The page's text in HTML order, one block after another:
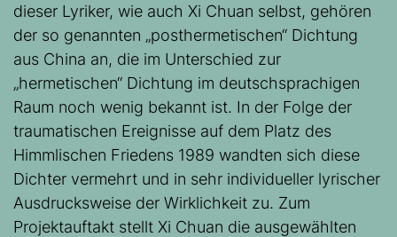
dieser Lyriker, wie auch Xi Chuan selbst, gehören
der so genannten „posthermetischen“ Dichtung
aus China an, die im Unterschied zur
„hermetischen“ Dichtung im deutschsprachigen
Raum noch wenig bekannt ist. In der Folge der
traumatischen Ereignisse auf dem Platz des
Himmlischen Friedens 1989 wandten sich diese
Dichter vermehrt und in sehr individueller lyrischer
Ausdrucksweise der Wirklichkeit zu. Zum
Projektauftakt stellt Xi Chuan die ausgewählten